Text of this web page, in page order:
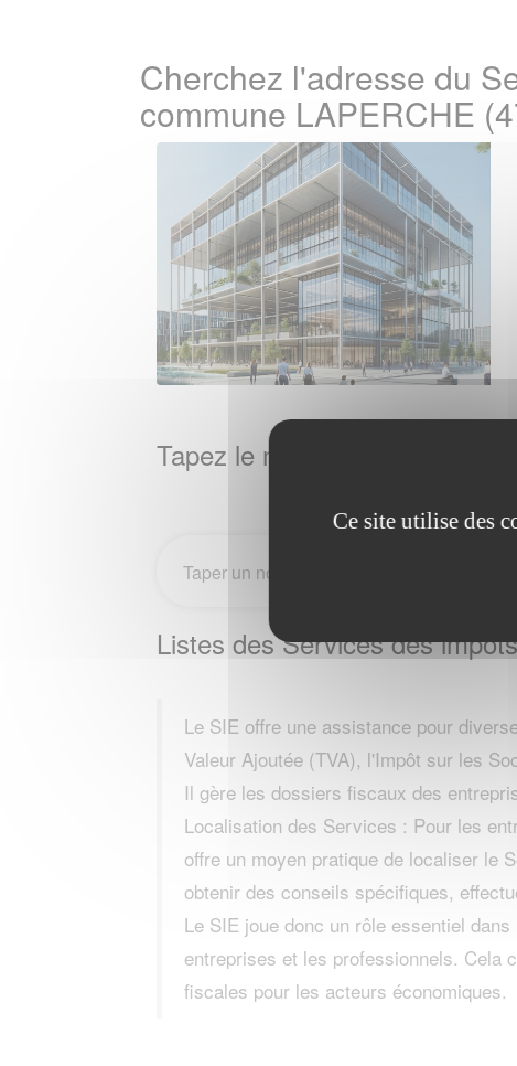
Cherchez l'adresse du
commune LAPERCHE
Tapez le nom de la Ville /
Listes des Services des
Le SIE offre une assistance pour
Valeur Ajoutée (TVA), l'Impôt sur les
Il gère les dossiers fiscaux des
Localisation des Services : Pour les
offre un moyen pratique de localiser le
obtenir des conseils spécifiques,
Le SIE joue donc un rôle essentiel
entreprises et les professionnels. Cela
fiscales pour les acteurs économiques.
Ce site utilise des